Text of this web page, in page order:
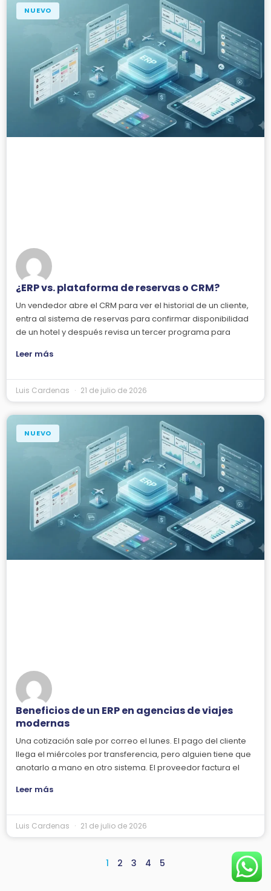
NUEVO
¿ERP vs. plataforma de reservas o CRM?
Un vendedor abre el CRM para ver el historial de un cliente,
entra al sistema de reservas para confirmar disponibilidad
de un hotel y después revisa un tercer programa para
Leer más
Luis Cardenas 21 de julio de 2026
NUEVO
Beneficios de un ERP en agencias de viajes
modernas
Una cotización sale por correo el lunes. El pago del cliente
llega el miércoles por transferencia, pero alguien tiene que
anotarlo a mano en otro sistema. El proveedor factura el
Leer más
Luis Cardenas 21 de julio de 2026
1 2 3 4 5